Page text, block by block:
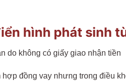
hình phát sinh
do không có giấy giao nhận tiền
đồng vay nhưng trong điều